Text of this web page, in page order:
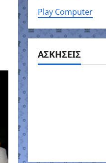
Play Computer
ΑΣΚΗΣΕΙΣ